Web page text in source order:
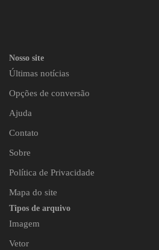
Nosso site
Últimas notícias
Opções de conversão
Ajuda
Contato
Sobre
Política de Privacidade
Mapa do site
Tipos de arquivo
Imagem
Vetor